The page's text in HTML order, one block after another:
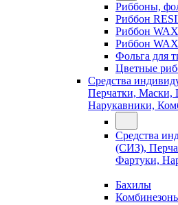
Риббоны,
Риббон
Риббон
Риббон
Фольга для
Цветные
Средства
Перчатки, Маски,
Нарукавники,
Средства
(СИЗ),
Фартуки,
Бахилы